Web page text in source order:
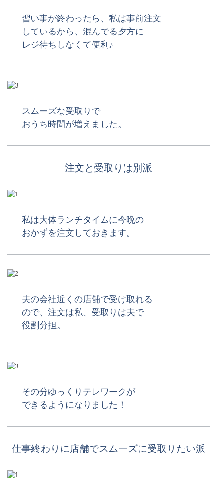
習い事が終わったら、私は事前注文
しているから、混んでる夕方に
レジ待ちしなくて便利♪
スムーズな受取りで
おうち時間が増えました。
注文と受取りは別派
私は大体ランチタイムに今晩の
おかずを注文しておきます。
夫の会社近くの店舗で受け取れる
ので、注文は私、受取りは夫で
役割分担。
その分ゆっくりテレワークが
できるようになりました！
仕事終わりに店舗でスムーズに受取りたい派